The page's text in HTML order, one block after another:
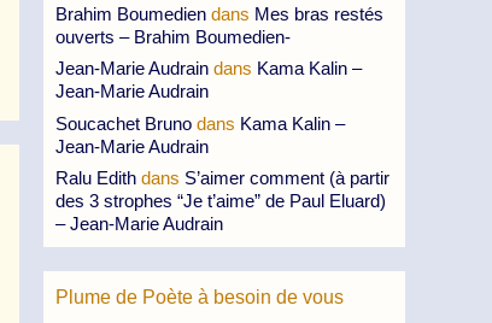
Brahim Boumedien dans Mes bras restés
ouverts – Brahim Boumedien-
Jean-Marie Audrain dans Kama Kalin –
Jean-Marie Audrain
Soucachet Bruno dans Kama Kalin –
Jean-Marie Audrain
Ralu Edith dans S’aimer comment (à partir
des 3 strophes “Je t’aime” de Paul Eluard)
– Jean-Marie Audrain
Plume de Poète à besoin de vous